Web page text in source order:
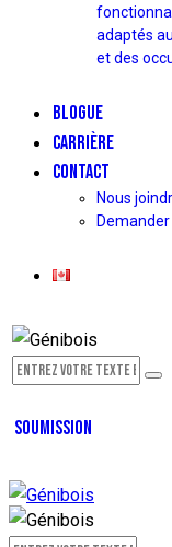
adaptés
et des
BLOGUE
CARRIÈRE
CONTACT
Nous
SOUMISSION